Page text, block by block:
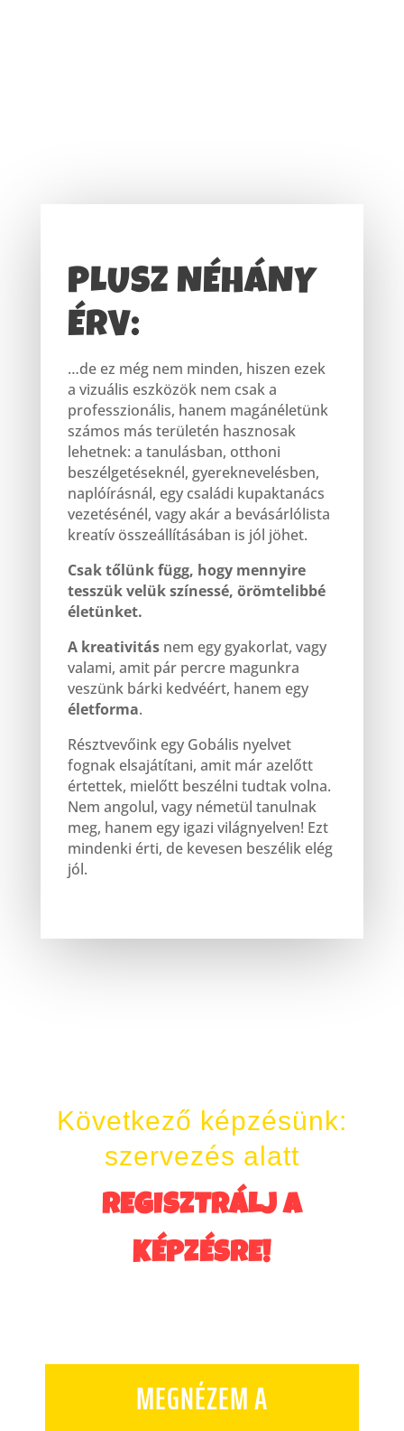
PLUSZ NÉHÁNY
ÉRV:
…de ez még nem minden, hiszen ezek
a vizuális eszközök nem csak a
professzionális, hanem magánéletünk
számos más területén hasznosak
lehetnek: a tanulásban, otthoni
beszélgetéseknél, gyereknevelésben,
naplóírásnál, egy családi kupaktanács
vezetésénél, vagy akár a bevásárlólista
kreatív összeállításában is jól jöhet.
Csak tőlünk függ, hogy mennyire
tesszük velük színessé, örömtelibbé
életünket.
A kreativitásnem egy gyakorlat, vagy
valami, amit pár percre magunkra
veszünk bárki kedvéért, hanem egy
életforma.
Résztvevőink egy Gobális nyelvet
fognak elsajátítani, amit már azelőtt
értettek, mielőtt beszélni tudtak volna.
Nem angolul, vagy németül tanulnak
meg, hanem egy igazi világnyelven! Ezt
mindenki érti, de kevesen beszélik elég
jól.
Következő képzésünk:
szervezés alatt
REGISZTRÁLJ A
KÉPZÉSRE!
MEGNÉZEM A